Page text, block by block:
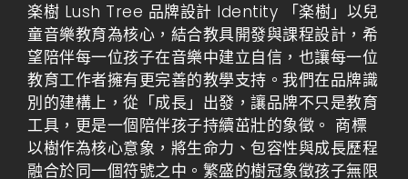
楽樹 Lush Tree 品牌設計 Identity 「楽樹」以兒
童音樂教育為核心，結合教具開發與課程設計，希
望陪伴每一位孩子在音樂中建立自信，也讓每一位
教育工作者擁有更完善的教學支持。我們在品牌識
別的建構上，從「成長」出發，讓品牌不只是教育
工具，更是一個陪伴孩子持續茁壯的象徵。 商標
以樹作為核心意象，將生命力、包容性與成長歷程
融合於同一個符號之中。繁盛的樹冠象徵孩子無限